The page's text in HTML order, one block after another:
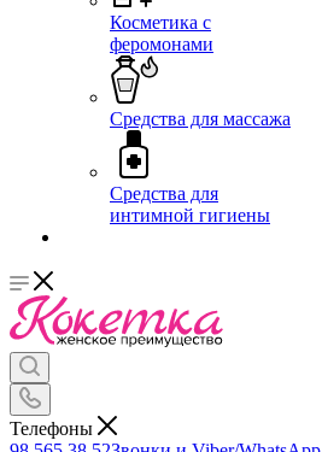
Косметика с
феромонами
Средства для массажа
Средства для
интимной гигиены
Телефоны